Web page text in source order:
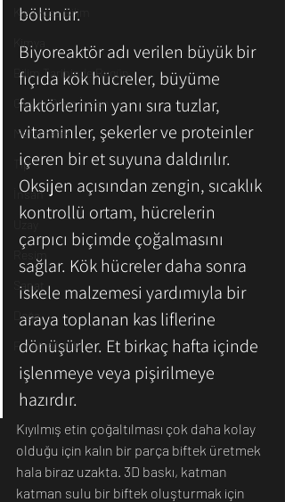
Kısa Kısa Bilim
Kimya
Bilim Tarihinde Bugün
Günün Bilim İnsanı
Matematik
Tıp
İnsan
Uzay
Resim
Sanat
Doğa
Fotoğrafçılık
bölünür.
Biyoreaktör adı verilen büyük bir
fıçıda kök hücreler, büyüme
faktörlerinin yanı sıra tuzlar,
vitaminler, şekerler ve proteinler
içeren bir et suyuna daldırılır.
Oksijen açısından zengin, sıcaklık
kontrollü ortam, hücrelerin
çarpıcı biçimde çoğalmasını
sağlar. Kök hücreler daha sonra
iskele malzemesi yardımıyla bir
araya toplanan kas liflerine
dönüşürler. Et birkaç hafta içinde
işlenmeye veya pişirilmeye
hazırdır.
Kıyılmış etin çoğaltılması çok daha kolay
olduğu için kalın bir parça biftek üretmek
hala biraz uzakta. 3D baskı, katman
katman sulu bir biftek oluşturmak için